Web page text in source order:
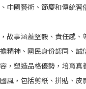
中國藝術、節慶和傳統習
故事涵蓋堅毅、責任感、
精神、國民身份認同、誠
，塑造品格優勢，培育真
風，包括剪紙、拼貼、皮